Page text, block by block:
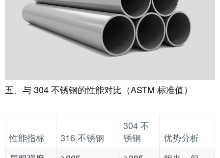
五、与 304 不锈钢的性能对比（ASTM 标准值）
性能指标 316 不锈钢
304 不
锈钢
优势分析